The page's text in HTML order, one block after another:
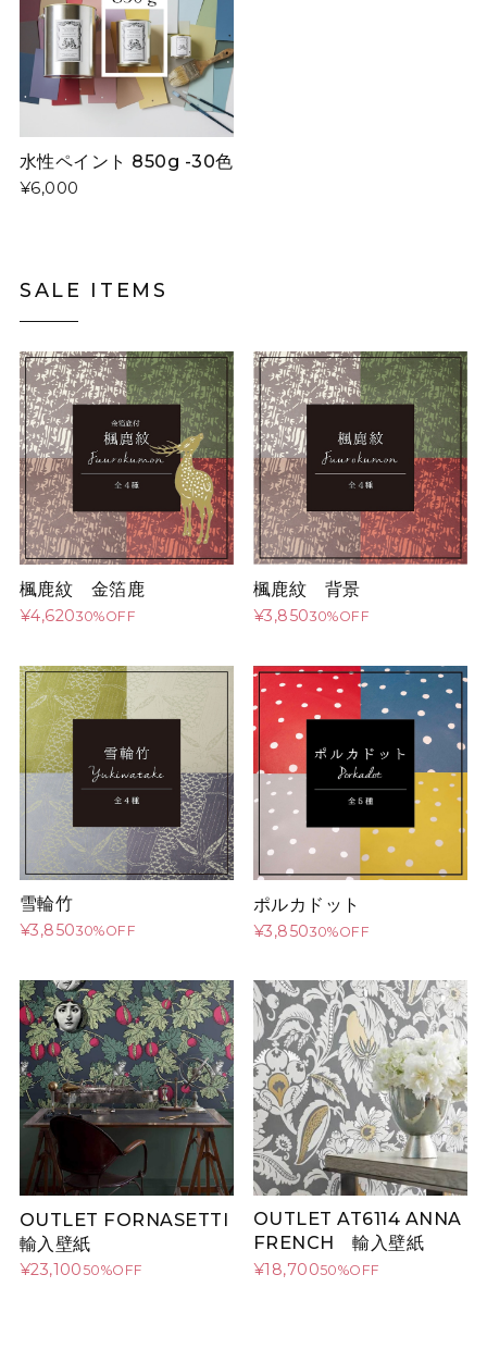
水性ペイント 850g -30色
¥6,000
SALE ITEMS
楓鹿紋 金箔鹿
¥4,62030%OFF
楓鹿紋 背景
¥3,85030%OFF
雪輪竹
¥3,85030%OFF
ポルカドット
¥3,85030%OFF
OUTLET FORNASETTI
輸入壁紙
¥23,10050%OFF
OUTLET AT6114 ANNA
FRENCH 輸入壁紙
¥18,70050%OFF